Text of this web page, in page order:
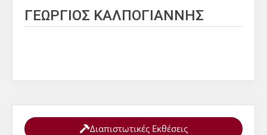
ΓΕΩΡΓΙΟΣ ΚΑΛΠΟΓΙΑΝΝΗΣ
Διαπιστωτικές Εκθέσεις